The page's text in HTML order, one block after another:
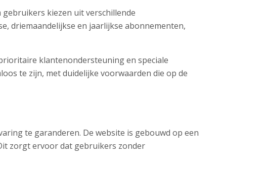
kiezen uit verschillende
driemaandelijkse en jaarlijkse abonnementen,
klantenondersteuning en speciale
te zijn, met duidelijke voorwaarden die op de
te garanderen. De website is gebouwd op een
zorgt ervoor dat gebruikers zonder